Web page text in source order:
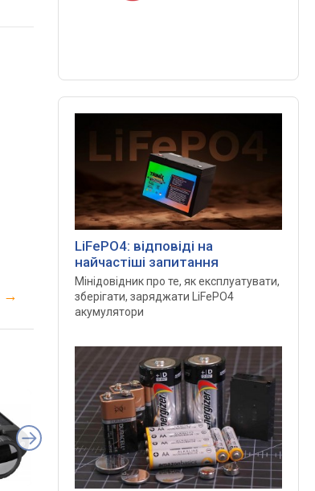
→
LiFePO4: відповіді на
найчастіші запитання
Мінідовідник про те, як експлуатувати,
зберігати, заряджати LiFePO4
акумулятори